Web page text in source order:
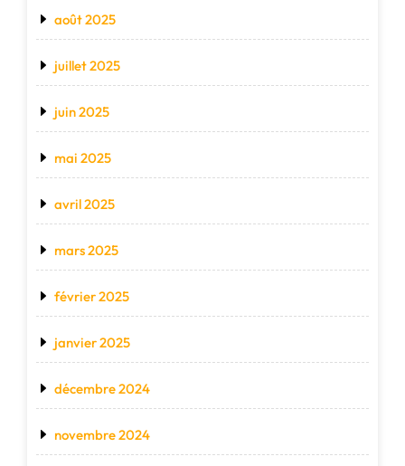
août 2025
juillet 2025
juin 2025
mai 2025
avril 2025
mars 2025
février 2025
janvier 2025
décembre 2024
novembre 2024